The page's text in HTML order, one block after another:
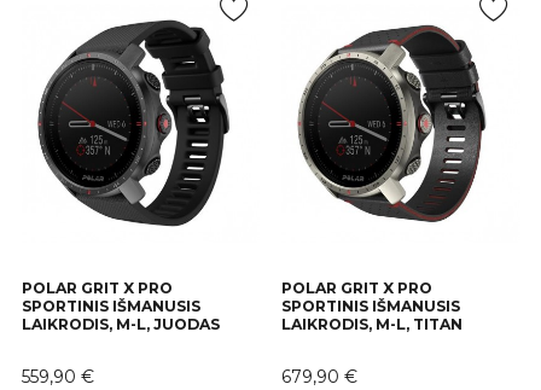
POLAR GRIT X PRO
SPORTINIS IŠMANUSIS
LAIKRODIS, M-L, JUODAS
Kaina
559,90 €
POLAR GRIT X PRO
SPORTINIS IŠMANUSIS
LAIKRODIS, M-L, TITAN
Kaina
679,90 €